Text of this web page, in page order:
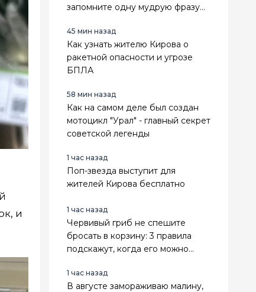
и
запомните одну мудрую фразу
объясняет
45 мин назад
Как узнать жителю Кирова о
ракетной опасности и угрозе
БПЛА
58 мин назад
Как на самом деле был создан
мотоцикл "Урал" - главный секрет
советской легенды
1 час назад
Поп-звезда выступит для
жителей Кирова бесплатно
1 час назад
Червивый гриб не спешите
бросать в корзину: 3 правила
подскажут, когда его можно
выбросить
1 час назад
В августе замораживаю малину,